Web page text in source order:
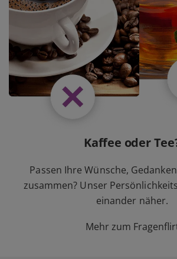
Kaffee oder
Passen Ihre Wünsche,
zusammen? Unser
einander näher.
Mehr zum